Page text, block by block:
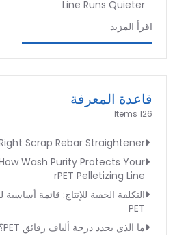
Line Runs Quieter
اقرأ المزيد
قاعدة المعرفة
126 Items
Scrap Rebar Straightener
Wash Purity Protects Your
rPET Pelletizing Line
التكلفة الخفية للإنتاج: قائمة أساسية
PET
ما الذي يحدد درجة ألياف رقائق PET؟